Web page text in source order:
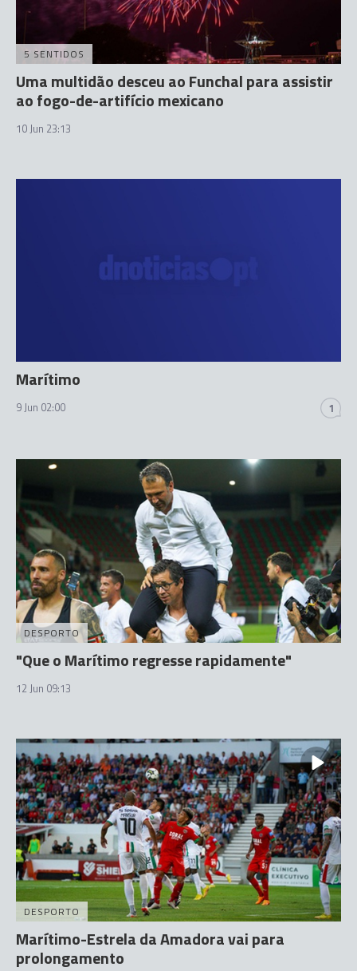
5 SENTIDOS
Uma multidão desceu ao Funchal para assistir
ao fogo-de-artifício mexicano
10 Jun 23:13
Marítimo
9 Jun 02:00 1
DESPORTO
"Que o Marítimo regresse rapidamente"
12 Jun 09:13
DESPORTO
Marítimo-Estrela da Amadora vai para
prolongamento